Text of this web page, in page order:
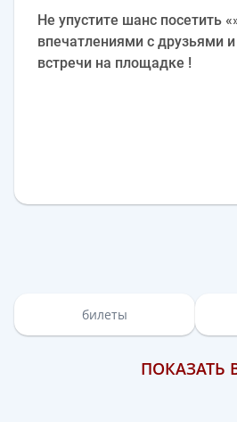
Не упустите шанс посетить
впечатлениями с друзьями
встречи на площадке !
билеты
ПОКАЗАТЬ